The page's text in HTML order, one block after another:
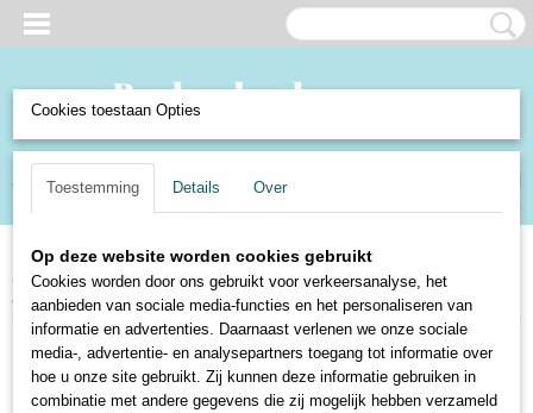
Inloggen Registreren
(0)
Home>Boeken en Strips> Boeken>Schoolboekjes>De wereld in! -
derde stukje - Jan Ligthart en H. Scheepstra
Cookies toestaan Opties
Toestemming Details Over
Op deze website worden cookies gebruikt
Cookies worden door ons gebruikt voor verkeersanalyse, het
aanbieden van sociale media-functies en het personaliseren van
informatie en advertenties. Daarnaast verlenen we onze sociale
media-, advertentie- en analysepartners toegang tot informatie over
hoe u onze site gebruikt. Zij kunnen deze informatie gebruiken in
combinatie met andere gegevens die zij mogelijk hebben verzameld